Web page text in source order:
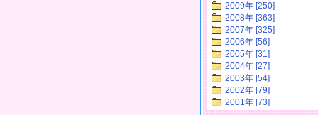
2009年 [250]
2008年 [363]
2007年 [325]
2006年 [56]
2005年 [31]
2004年 [27]
2003年 [54]
2002年 [79]
2001年 [73]